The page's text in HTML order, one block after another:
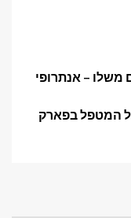
המטפל בפארק